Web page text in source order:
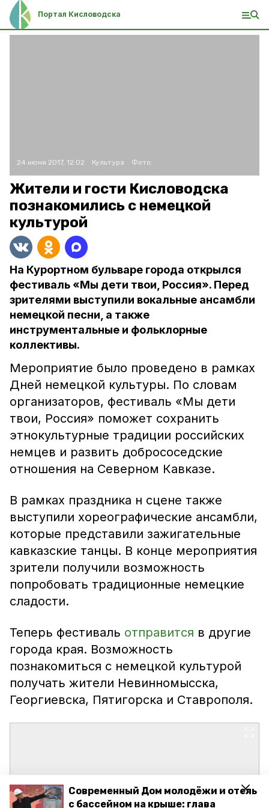
Современный Дом молодёжи и отель
с бассейном на крыше: глава
Портал Кисловодска
24 июня 2017, 12:02 Культура Фото:
Жители и гости Кисловодска
познакомились с немецкой
культурой
На Курортном бульваре города открылся
фестиваль «Мы дети твои, Россия». Перед
зрителями выступили вокальные ансамбли
немецкой песни, а также
инструментальные и фольклорные
коллективы.
Мероприятие было проведено в рамках
Дней немецкой культуры. По словам
организаторов, фестиваль «Мы дети
твои, Россия» поможет сохранить
этнокультурные традиции российских
немцев и развить добрососедские
отношения на Северном Кавказе.
В рамках праздника н сцене также
выступили хореографические ансамбли,
которые представили зажигательные
кавказские танцы. В конце мероприятия
зрители получили возможность
попробовать традиционные немецкие
сладости.
Теперь фестиваль отправится в другие
города края. Возможность
познакомиться с немецкой культурой
получать жители Невинномысска,
Георгиевска, Пятигорска и Ставрополя.